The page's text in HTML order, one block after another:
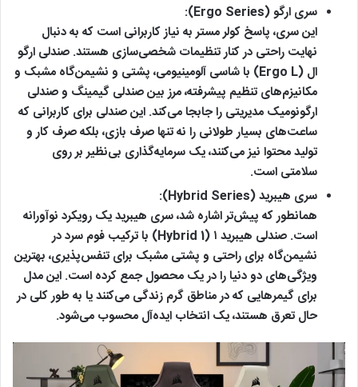
سری ارگو (Ergo Series):
این سری، پاسخ کولر مستر به نیاز کاربرانی است که به دنبال
نهایت راحتی در کنار تنظیمات شخصی‌سازی هستند. صندلی ارگو
ال (Ergo L) با شاسی آلومینیومی، پشتی و نشیمن‌گاه مشبک و
مکانیزم‌های تنظیم پیشرفته، مرز بین صندلی گیمینگ و صندلی
ارگونومیک مدیریتی را جابجا می‌کند. این صندلی برای کاربرانی که
ساعت‌های بسیار طولانی را نه تنها صرف بازی، بلکه صرف کار و
تولید محتوا نیز می‌کنند، یک سرمایه‌گذاری بی‌نظیر بر روی
سلامتی است.
سری هیبرید (Hybrid Series):
همانطور که پیش‌تر اشاره شد، سری هیبرید یک رویکرد نوآورانه
است. صندلی هیبرید ۱ (Hybrid 1)
با ترکیب فوم سرد در
نشیمن‌گاه برای راحتی و پشتی مشبک برای تنفس‌پذیری، بهترین
ویژگی‌های دو دنیا را در یک محصول جمع کرده است. این مدل
برای گیمرهایی که در مناطق گرم زندگی می‌کنند یا به طور کلی در
حال تعرق هستند، یک انتخاب ایده‌آل محسوب می‌شود.